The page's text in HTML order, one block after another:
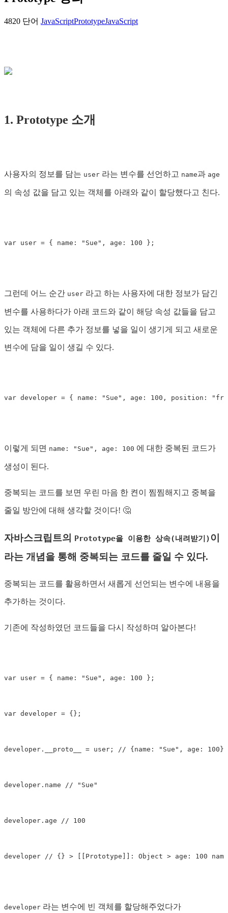
4820 단어 JavaScriptPrototypeJavaScript
1. Prototype 소개
사용자의 정보를 담는 user 라는 변수를 선언하고 name과 age
의 속성 값을 담고 있는 객체를 아래와 같이 할당했다고 친다.
var user = { name : "Sue" , age : 100 } ;
그런데 어느 순간 user 라고 하는 사용자에 대한 정보가 담긴
변수를 사용하다가 아래 코드와 같이 해당 속성 값들을 담고
있는 객체에 다른 추가 정보를 넣을 일이 생기게 되고 새로운
변수에 담을 일이 생길 수 있다.
var developer = { name : "Sue" , age : 100 , position :
이렇게 되면 name: "Sue", age: 100 에 대한 중복된 코드가
생성이 된다.
중복되는 코드를 보면 우린 마음 한 켠이 찜찜해지고 중복을
줄일 방안에 대해 생각할 것이다! 🤔
자바스크립트의 Prototype을 이용한 상속(내려받기)이
라는 개념을 통해 중복되는 코드를 줄일 수 있다.
중복되는 코드를 활용하면서 새롭게 선언되는 변수에 내용을
추가하는 것이다.
기존에 작성하였던 코드들을 다시 작성하며 알아본다!
var user = { name : "Sue" , age : 100 } ;
var developer = { } ;
developer . __proto__ = user ; // {name: "Sue", age: 100}
developer . name // "Sue"
developer . age // 100
developer // {} > [[Prototype]]: Object > age: 100
developer 라는 변수에 빈 객체를 할당해주었다가